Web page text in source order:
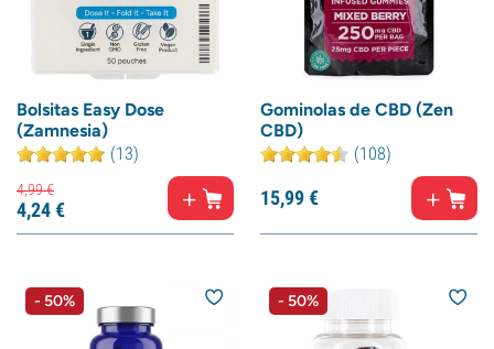
Bolsitas Easy Dose
(Zamnesia)
(13)
4,99€
4,24€
Gominolas de CBD (Zen
CBD)
(108)
15,99€
- 50% - 50%